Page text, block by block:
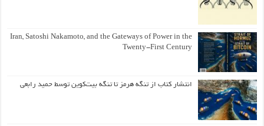
Iran, Satoshi Nakamoto, and the Gateways of Power in the
Twenty-First Century
انتشار کتاب از تنگه هرمز تا تنگه بیت‌کوین توسط حمید رابعی